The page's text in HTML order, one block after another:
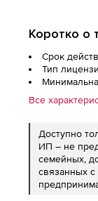
Коротко о
Срок
Тип
Все
Доступно
ИП – не
семейных,
связанных